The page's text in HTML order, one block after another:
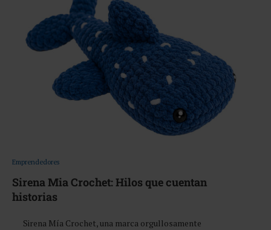
Emprendedores
Sirena Mia Crochet: Hilos que cuentan
historias
Sirena Mía Crochet, una marca orgullosamente